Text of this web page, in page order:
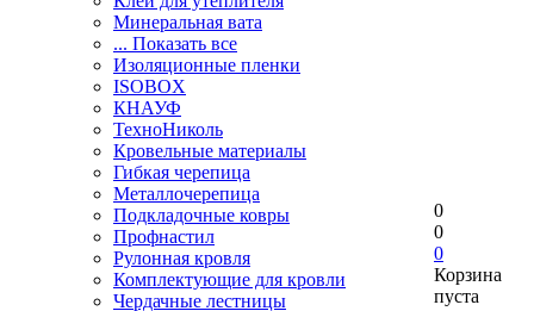
Минеральная вата
... Показать все
Изоляционные пленки
ISOBOX
КНАУФ
ТехноНиколь
Кровельные материалы
Гибкая черепица
Металлочерепица
Подкладочные ковры
Профнастил
Рулонная кровля
Комплектующие для кровли
Чердачные лестницы
0
0
0
Корзина
пуста